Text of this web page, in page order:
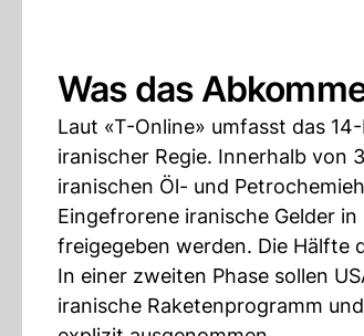
Was das
Laut «T-Online» umfasst das
iranischer Regie. Innerhalb von
iranischen Öl- und
Eingefrorene iranische Gelder
freigegeben werden. Die Hälfte
In einer zweiten Phase sollen
iranische Raketenprogramm